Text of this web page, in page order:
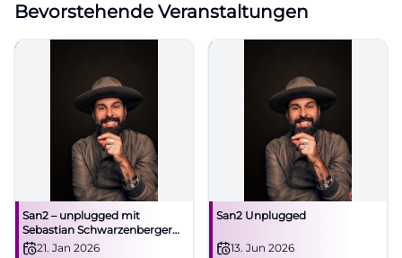
Bevorstehende Veranstaltungen
San2 – unplugged mit
Sebastian Schwarzenberger
und Ludwig Seuss
21. Jan 2026
San2 Unplugged
13. Jun 2026